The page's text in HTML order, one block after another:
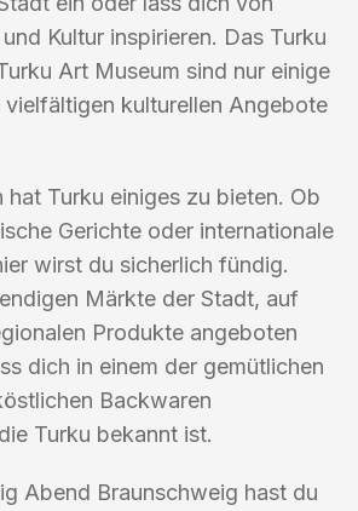
Kultur inspirieren. Das Turku
Art Museum sind nur einige
vielfältigen kulturellen Angebote
hat Turku einiges zu bieten. Ob
Gerichte oder internationale
wirst du sicherlich fündig.
Märkte der Stadt, auf
Produkte angeboten
dich in einem der gemütlichen
Backwaren
Turku bekannt ist.
Abend Braunschweig hast du